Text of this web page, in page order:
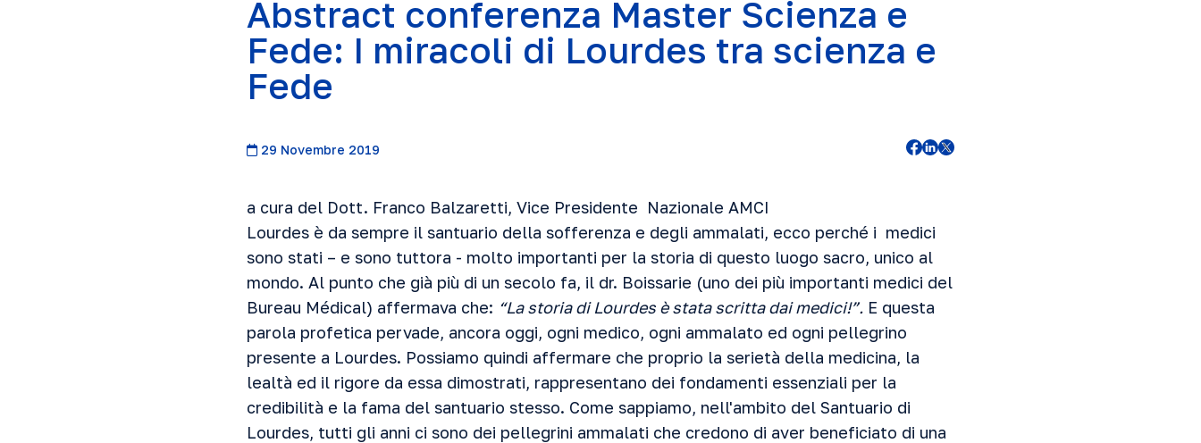
Abstract conferenza Master Scienza e
Fede: I miracoli di Lourdes tra scienza e
Fede
29 Novembre 2019
a cura del Dott. Franco Balzaretti, Vice Presidente Nazionale AMCI
Lourdes è da sempre il santuario della sofferenza e degli ammalati, ecco perché i medici
sono stati – e sono tuttora - molto importanti per la storia di questo luogo sacro, unico al
mondo. Al punto che già più di un secolo fa, il dr. Boissarie (uno dei più importanti medici del
Bureau Médical) affermava che: “La storia di Lourdes è stata scritta dai medici!”. E questa
parola profetica pervade, ancora oggi, ogni medico, ogni ammalato ed ogni pellegrino
presente a Lourdes. Possiamo quindi affermare che proprio la serietà della medicina, la
lealtà ed il rigore da essa dimostrati, rappresentano dei fondamenti essenziali per la
credibilità e la fama del santuario stesso. Come sappiamo, nell'ambito del Santuario di
Lourdes, tutti gli anni ci sono dei pellegrini ammalati che credono di aver beneficiato di una